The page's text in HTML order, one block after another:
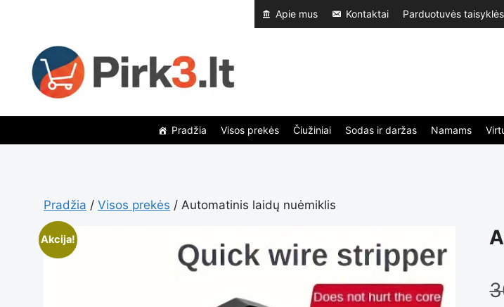
prie
turinio
Apie mus Kontaktai Parduotuvės taisyklės
Pradžia Visos prekės Čiužiniai Sodas ir daržas Namams
Pradžia / Visos prekės / Automatinis laidų nuėmiklis
Akcija!